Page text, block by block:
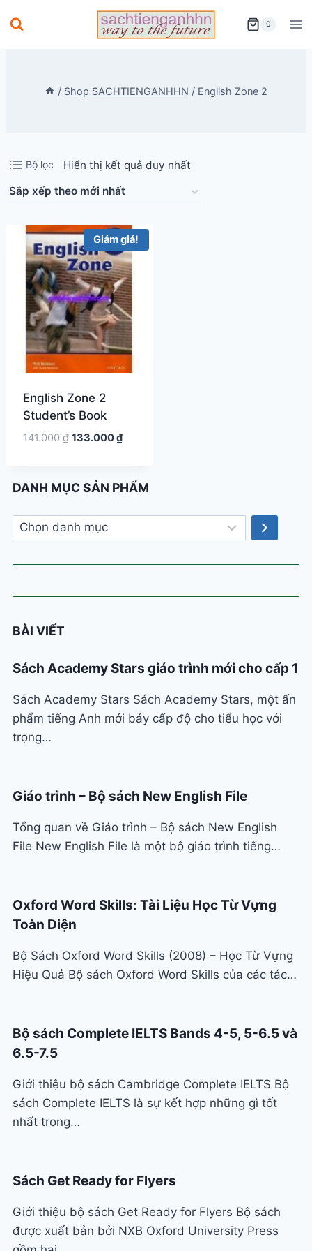
to
0
/ Shop SACHTIENGANHHN / English Zone 2
Bộ lọc Hiển thị kết quả duy nhất
Giảm giá!
English Zone 2
Student’s Book
141.000₫ Giá
141.000 ₫.
133.000₫Giá
là:
DANH MỤC SẢN PHẨM
Chọn
danh
mục
BÀI VIẾT
Sách Academy Stars giáo trình mới cho cấp 1
Sách Academy Stars Sách Academy Stars, một ấn
phẩm tiếng Anh mới bảy cấp độ cho tiểu học với
trọng…
Giáo trình – Bộ sách New English File
Tổng quan về Giáo trình – Bộ sách New English
File New English File là một bộ giáo trình tiếng…
Oxford Word Skills: Tài Liệu Học Từ Vựng
Toàn Diện
Bộ Sách Oxford Word Skills (2008) – Học Từ Vựng
Hiệu Quả Bộ sách Oxford Word Skills của các tác…
Bộ sách Complete IELTS Bands 4-5, 5-6.5 và
6.5-7.5
Giới thiệu bộ sách Cambridge Complete IELTS Bộ
sách Complete IELTS là sự kết hợp những gì tốt
nhất trong…
Sách Get Ready for Flyers
Giới thiệu bộ sách Get Ready for Flyers Bộ sách
được xuất bản bởi NXB Oxford University Press